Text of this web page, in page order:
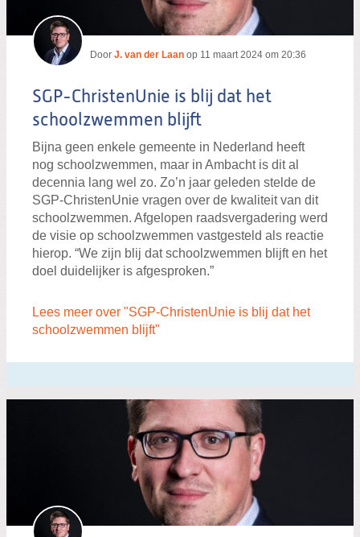
Door J. van der Laan op 11 maart 2024 om 20:36
SGP-ChristenUnie is blij dat het
schoolzwemmen blijft
Bijna geen enkele gemeente in Nederland heeft
nog schoolzwemmen, maar in Ambacht is dit al
decennia lang wel zo. Zo’n jaar geleden stelde de
SGP-ChristenUnie vragen over de kwaliteit van dit
schoolzwemmen. Afgelopen raadsvergadering werd
de visie op schoolzwemmen vastgesteld als reactie
hierop. “We zijn blij dat schoolzwemmen blijft en het
doel duidelijker is afgesproken.”
Lees meer over "SGP-ChristenUnie is blij dat het
schoolzwemmen blijft"